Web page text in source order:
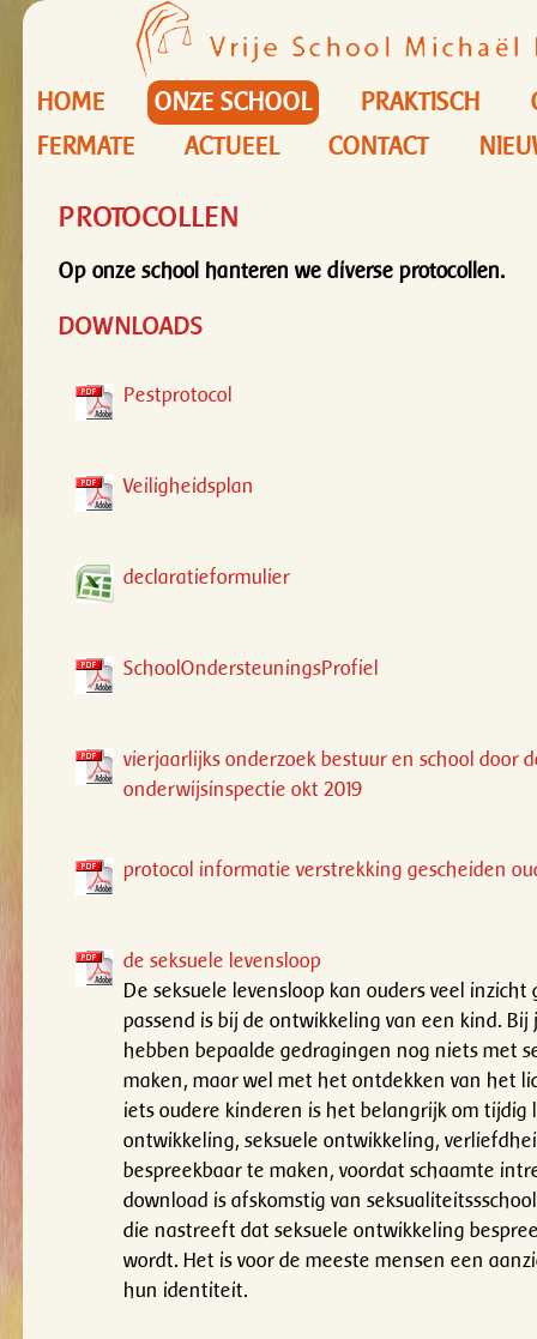
HOME ONZE SCHOOL PRAKTISCH
FERMATE
ACTUEEL CONTACT
PROTOCOLLEN
Op onze school hanteren we diverse protocollen.
DOWNLOADS
Pestprotocol
Veiligheidsplan
declaratieformulier
SchoolOndersteuningsProfiel
vierjaarlijks onderzoek bestuur en school door
onderwijsinspectie okt 2019
protocol informatie verstrekking gescheiden
de seksuele levensloop
De seksuele levensloop kan ouders veel inzicht
passend is bij de ontwikkeling van een kind.
hebben bepaalde gedragingen nog niets met
maken, maar wel met het ontdekken van het
iets oudere kinderen is het belangrijk om tijdig
ontwikkeling, seksuele ontwikkeling,
bespreekbaar te maken, voordat schaamte
download is afskomstig van
die nastreeft dat seksuele ontwikkeling
wordt. Het is voor de meeste mensen een
hun identiteit.